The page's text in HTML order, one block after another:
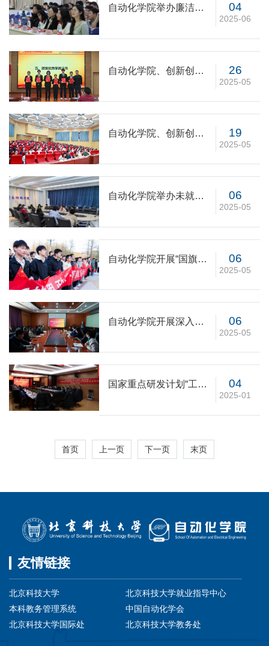
04
2025-06
自动化学院举办廉洁文
26
2025-05
自动化学院、创新创业
余党校结业典礼
19
2025-05
自动化学院、创新创业
专题党课
06
2025-05
自动化学院举办未就业
06
2025-05
自动化学院开展“国旗下
心”主题国旗文化活动
06
2025-05
自动化学院开展深入贯
习教育读书班专题辅导
报告
04
2025-01
国家重点研发计划“工业
的制造过程闭环控制分
课题绩效评价会顺利召
开
首页 上一页 下一页 末页
友情链接
北京科技大学
北京科技大学就业指导中心
本科教务管理系统
中国自动化学会
北京科技大学国际处
北京科技大学教务处